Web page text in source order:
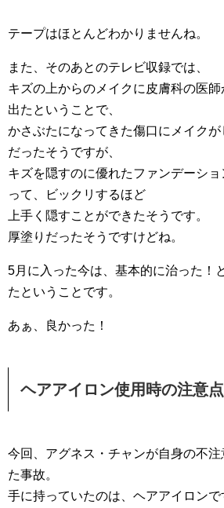
テープはほとんどわかりませんね。
また、そのあとのテレビ収録では、
キズの上からのメイクに皮膚科の医
出たということで、
かさぶたになってきた傷口にメイク
だったそうですが、
キズを隠すのに優れたファンデーシ
って、ビックリするほど
上手く隠すことができたそうです。
厚塗りだったそうですけどね。
5月に入った今は、基本的に治った！
たということです。
あぁ、良かった！
ヘアアイロン使用時の注意
今回、アグネス・チャンが自身の不
た事故。
手に持っていたのは、ヘアアイロンで